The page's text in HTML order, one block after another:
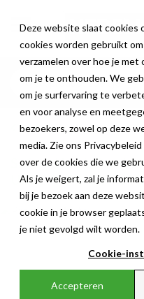
Deze website slaat cookies
cookies worden gebruikt
verzamelen over hoe je met
om je te onthouden. We
om je surfervaring te
en voor analyse en
bezoekers, zowel op deze
media. Zie ons
over de cookies die we
Als je weigert, zal je
bij je bezoek aan deze
cookie in je browser
je niet gevolgd wilt worden.
Cookie-
Accepteren
Veiligheidshaak
Safety Hook
UBLE-Y-FR-UV -